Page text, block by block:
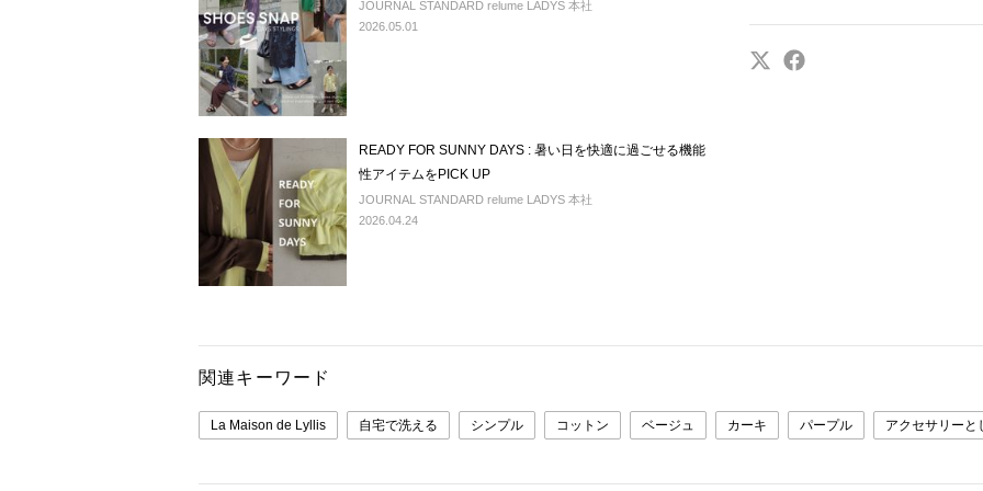
JOURNAL STANDARD relume LADYS 本社
2026.05.01
READY FOR SUNNY DAYS : 暑い日を快適に過ごせる機能
性アイテムをPICK UP
JOURNAL STANDARD relume LADYS 本社
2026.04.24
関連キーワード
La Maison de Lyllis 自宅で洗える シンプル コットン ベージュ カーキ パープル アクセサリーと